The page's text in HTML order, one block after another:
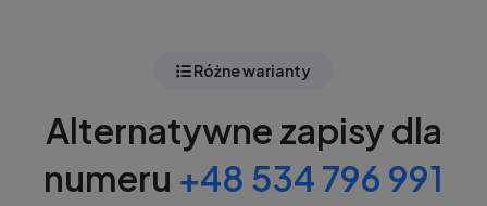
Różne warianty
Alternatywne zapisy dla
numeru +48 534 796 991